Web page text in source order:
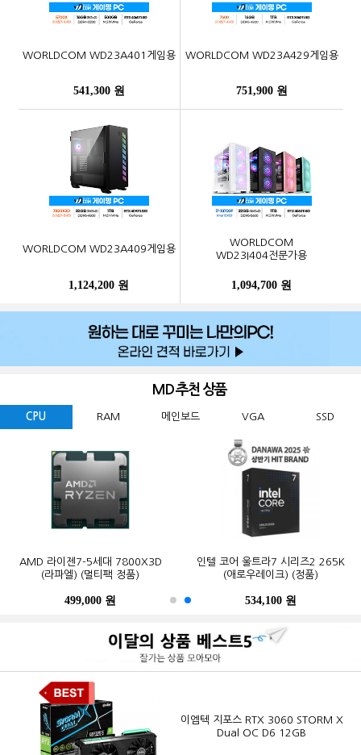
WORLDCOM WD23A401게임용
541,300 원
WORLDCOM WD23A429게임용
751,900 원
WORLDCOM WD23A409게임용
1,124,200 원
WORLDCOM
WD23I404전문가용
1,094,700 원
MD 추천 상품
CPU RAM 메인보드 VGA SSD
AMD 라이젠7-5세대 7800X3D
(라파엘) (멀티팩 정품)
499,000 원
인텔 코어 울트라7 시리즈2 265K
(애로우레이크) (정품)
534,100 원
ESSENCORE KLEVV DDR5-5600
CL46 파인인포 (16GB)
341,000 원
마이크론 Crucial DDR5-5600 CL46
PRO 대원씨티에스 (16GB)
387,000 원
GIGABYTE B650M K 피씨디렉트
123,000 원
ASUS TUF Gaming B850-PLUS WIFI
STCOM(조립용)
339,000 원
GIGABYTE 지포스 RTX 5060
WINDFORCE MAX OC D7 8GB
피씨디렉트
632,200 원
MSI 지포스 RTX 5070 게이밍 트리오
OC D7 12GB 트라이프로져4
1,299,000 원
Western Digital WD BLACK
SN850X M.2 NVMe (2TB)
550,000 원
삼성전자 990 PRO M.2 NVMe (2TB)
1,027,000 원
이엠텍 지포스 RTX 3060 STORM X
Dual OC D6 12GB